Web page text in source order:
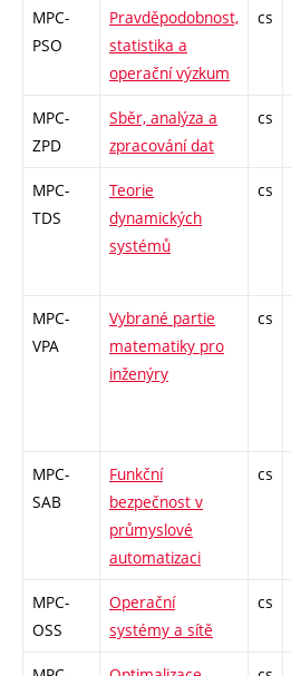
MPC-
PSO
Pravděpodobnost,
statistika a
operační výzkum
cs
MPC-
ZPD
Sběr, analýza a
zpracování dat
cs
MPC-
TDS
Teorie
dynamických
systémů
cs
MPC-
VPA
Vybrané partie
matematiky pro
inženýry
cs
MPC-
SAB
Funkční
bezpečnost v
průmyslové
automatizaci
cs
MPC-
OSS
Operační
systémy a sítě
cs